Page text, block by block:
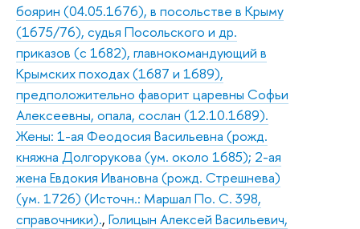
боярин (04.05.1676), в посольстве в Крыму
(1675/76), судья Посольского и др.
приказов (с 1682), главнокомандующий в
Крымских походах (1687 и 1689),
предположительно фаворит царевны Софьи
Алексеевны, опала, сослан (12.10.1689).
Жены: 1-ая Феодосия Васильевна (рожд.
княжна Долгорукова (ум. около 1685); 2-ая
жена Евдокия Ивановна (рожд. Стрешнева)
(ум. 1726) (Источн.: Маршал По. С. 398,
справочники)., Голицын Алексей Васильевич,